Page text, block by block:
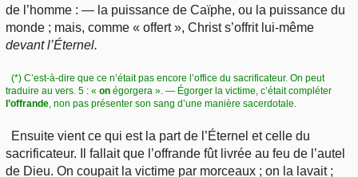
de l’homme : — la puissance de Caïphe, ou la puissance du
monde ; mais, comme « offert », Christ s’offrit lui-même
devant l’Éternel.
(*) C’est-à-dire que ce n’était pas encore l’office du sacrificateur. On peut
traduire au vers. 5 : « on égorgera ». — Égorger la victime, c’était compléter
l’offrande, non pas présenter son sang d’une manière sacerdotale.
Ensuite vient ce qui est la part de l’Éternel et celle du
sacrificateur. Il fallait que l’offrande fût livrée au feu de l’autel
de Dieu. On coupait la victime par morceaux ; on la lavait ;